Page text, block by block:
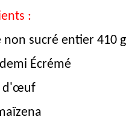
:
sucré entier 410 g
Écrémé
d'œuf